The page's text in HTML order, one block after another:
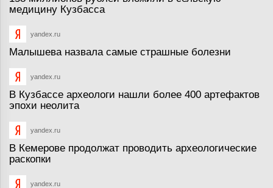
медицину Кузбасса
yandex.ru
Малышева назвала самые страшные болезни
yandex.ru
В Кузбассе археологи нашли более 400 артефактов
эпохи неолита
yandex.ru
В Кемерове продолжат проводить археологические
раскопки
yandex.ru